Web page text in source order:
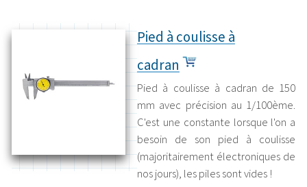
Pied à coulisse à
cadran
Pied à coulisse à cadran de 150
mm avec précision au 1/100ème.
C'est une constante lorsque l'on a
besoin de son pied à coulisse
(majoritairement électroniques de
nos jours), les piles sont vides !